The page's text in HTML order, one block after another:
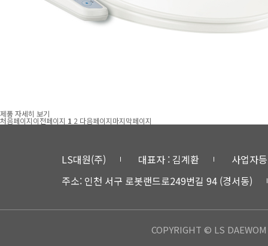
제품 자세히 보기
처음페이지이전페이지 1 2 다음페이지마지막페이지
LS대원(주) 대표자 : 김계환
사업자
주소: 인천 서구 로봇랜드로249번길 94 (경서동)
COPYRIGHT © LS